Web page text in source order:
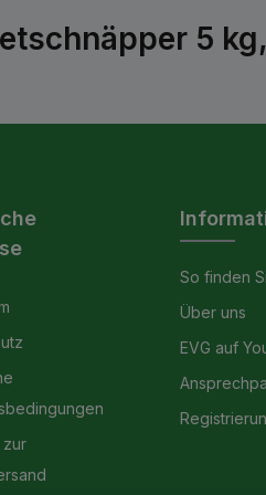
5
zur
So finden
Über uns
EVG auf